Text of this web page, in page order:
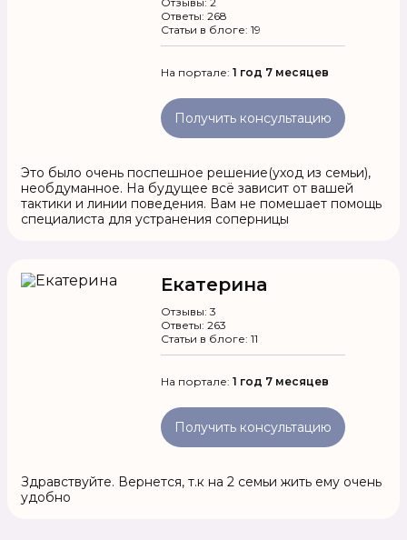
Ответы: 268
Статьи в блоге: 19
На портале: 1 год 7 месяцев
Получить консультацию
Это было очень поспешное решение(уход из семьи),
необдуманное. На будущее всё зависит от вашей
тактики и линии поведения. Вам не помешает помощь
специалиста для устранения соперницы
Екатерина
Отзывы: 3
Ответы: 263
Статьи в блоге: 11
На портале: 1 год 7 месяцев
Получить консультацию
Здравствуйте. Вернется, т.к на 2 семьи жить ему очень
удобно